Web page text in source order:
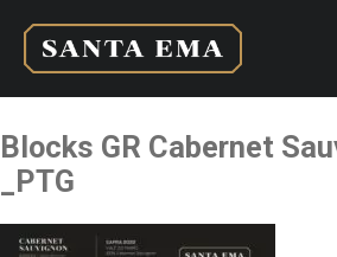
Blocks GR Cabernet
_PTG